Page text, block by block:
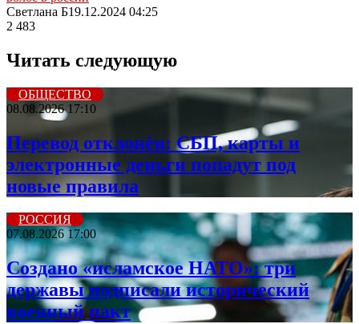
Светлана Б19.12.2024 04:25
2 483
Читать следующую
ОБЩЕСТВО
08.08.2026 17:10
Перевод отклонён: СБП, карты и
электронные деньги попадут под
новые правила
РОССИЯ
07.08.2026 17:00
Создано «исламское НАТО»: три
державы подписали исторический
военный пакт